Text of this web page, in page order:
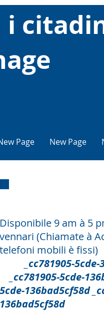
i
Page New Page
Disponibile 9 am à 5
vennari (Chiamate à
telefoni mobili è fissi)
_cc781905-5cde-
_cc781905-5cde-
5cde-136bad5cf58d
136bad5cf58d